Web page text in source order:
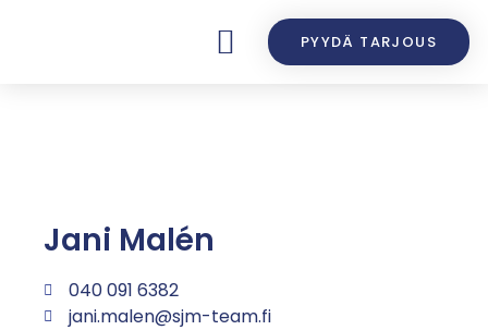
PYYDÄ TARJOUS
Jani Malén
040 091 6382
jani.malen@sjm-team.fi